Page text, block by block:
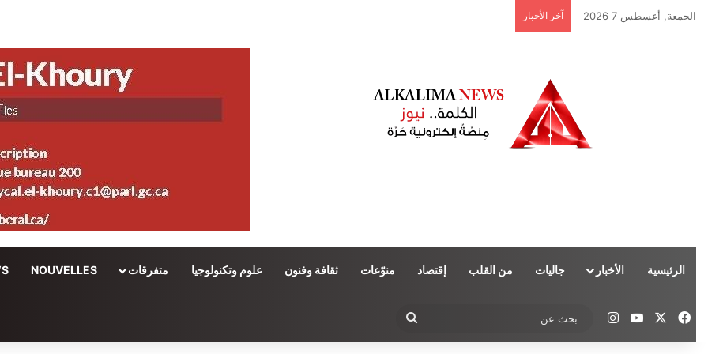
الجمعة, أغسطس 7 2026 آخر الأخبار
الرئيسية الأخبار جاليات من القلب إقتصاد منوّعات ثقافة وفنون علوم وتكنولوجيا متفرقات NOUVELLES
فيسبوك ‫YouTubeانستقرام
عن